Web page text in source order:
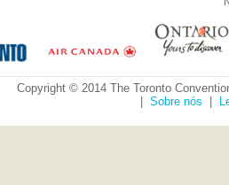
Copyright © 2014 The Toronto
| Sobre nós |